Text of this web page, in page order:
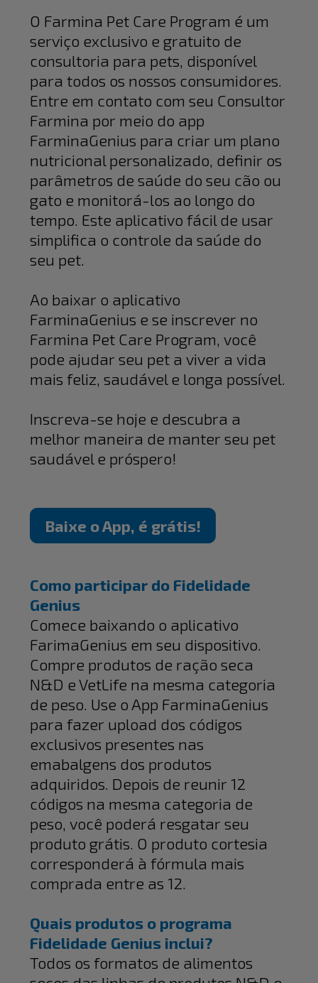
O Farmina Pet Care Program é um
serviço exclusivo e gratuito de
consultoria para pets, disponível
para todos os nossos consumidores.
Entre em contato com seu Consultor
Farmina por meio do app
FarminaGenius para criar um plano
nutricional personalizado, definir os
parâmetros de saúde do seu cão ou
gato e monitorá-los ao longo do
tempo. Este aplicativo fácil de usar
simplifica o controle da saúde do
seu pet.
Ao baixar o aplicativo
FarminaGenius e se inscrever no
Farmina Pet Care Program, você
pode ajudar seu pet a viver a vida
mais feliz, saudável e longa possível.
Inscreva-se hoje e descubra a
melhor maneira de manter seu pet
saudável e próspero!
Baixe o App, é grátis!
Como participar do Fidelidade
Genius
Comece baixando o aplicativo
FarimaGenius em seu dispositivo.
Compre produtos de ração seca
N&D e VetLife na mesma categoria
de peso. Use o App FarminaGenius
para fazer upload dos códigos
exclusivos presentes nas
emabalgens dos produtos
adquiridos. Depois de reunir 12
códigos na mesma categoria de
peso, você poderá resgatar seu
produto grátis. O produto cortesia
corresponderá à fórmula mais
comprada entre as 12.
Quais produtos o programa
Fidelidade Genius inclui?
Todos os formatos de alimentos